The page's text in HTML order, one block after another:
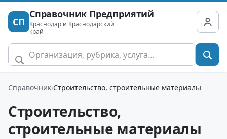
СП
Справочник Предприятий
Краснодар и Краснодарский
край
Справочник Строительство, строительные материалы
Строительство,
строительные материалы